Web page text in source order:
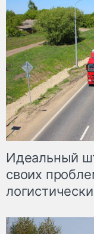
Идеальный
своих